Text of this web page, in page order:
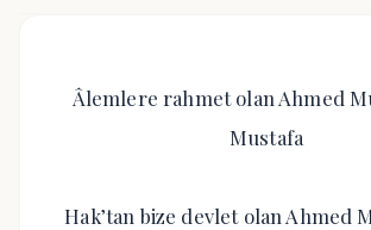
Âlemlere rahmet olan Ahmed
Mustafa
Hak’tan bize devlet olan Ahmed